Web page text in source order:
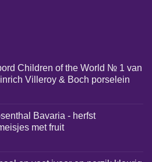
Children of the World № 1 van
Villeroy & Boch porselein
Bavaria - herfst
met fruit